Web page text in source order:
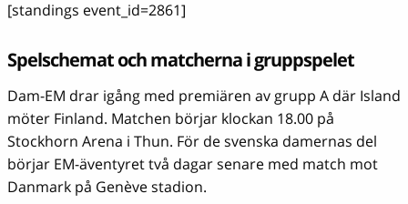
[standings event_id=2861]
Spelschemat och matcherna i gruppspelet
Dam-EM drar igång med premiären av grupp A där Island
möter Finland. Matchen börjar klockan 18.00 på
Stockhorn Arena i Thun. För de svenska damernas del
börjar EM-äventyret två dagar senare med match mot
Danmark på Genève stadion.